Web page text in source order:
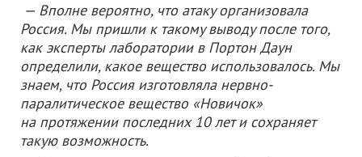
— Вполне вероятно, что атаку организовала
Россия. Мы пришли к такому выводу после того,
как эксперты лаборатории в Портон Даун
определили, какое вещество использовалось. Мы
знаем, что Россия изготовляла нервно-
паралитическое вещество «Новичок»
на протяжении последних 10 лет и сохраняет
такую возможность.